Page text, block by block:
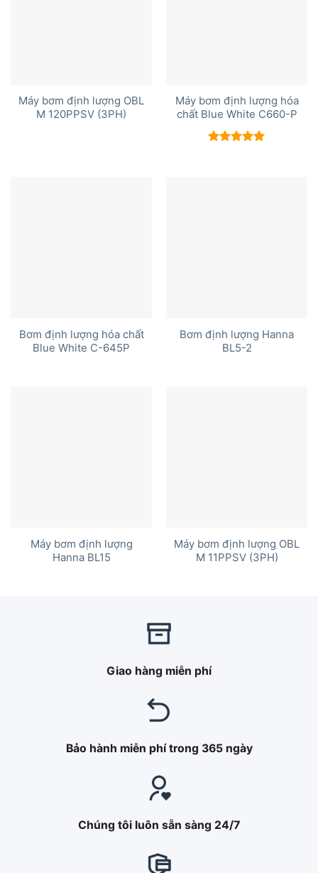
Máy bơm định lượng OBL
M 120PPSV (3PH)
Máy bơm định lượng hóa
chất Blue White C660-P
Bơm định lượng hóa chất
Blue White C-645P
Bơm định lượng Hanna
BL5-2
Máy bơm định lượng
Hanna BL15
Máy bơm định lượng OBL
M 11PPSV (3PH)
Giao hàng miễn phí
Bảo hành miễn phí trong 365 ngày
Chúng tôi luôn sẵn sàng 24/7